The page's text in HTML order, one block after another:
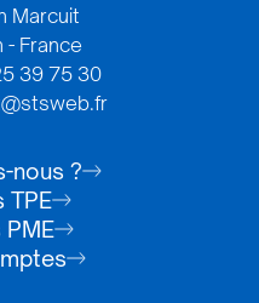
Marcuit
- France
39 75 30
nous ?
TPE